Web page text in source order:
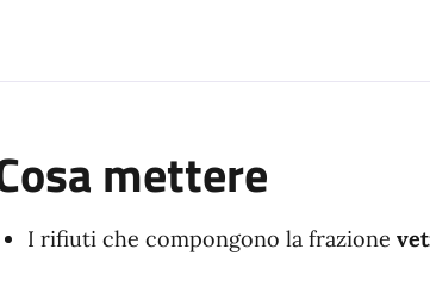
mettere
I rifiuti che compongono la frazione